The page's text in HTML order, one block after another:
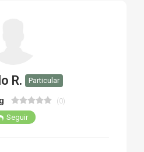
R. Particular
(0)
Seguir